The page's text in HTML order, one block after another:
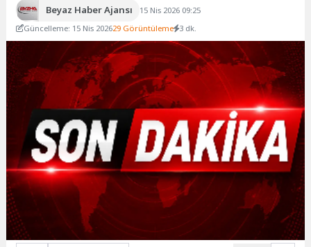
Beyaz Haber Ajansı
15 Nis 2026 09:25
Güncelleme: 15 Nis 202629 Görüntüleme 3 dk.